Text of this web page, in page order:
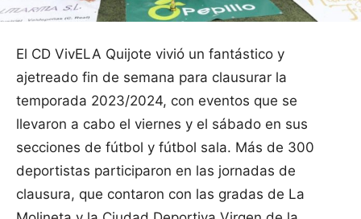
El CD VivELA Quijote vivió un fantástico y
ajetreado fin de semana para clausurar la
temporada 2023/2024, con eventos que se
llevaron a cabo el viernes y el sábado en sus
secciones de fútbol y fútbol sala. Más de 300
deportistas participaron en las jornadas de
clausura, que contaron con las gradas de La